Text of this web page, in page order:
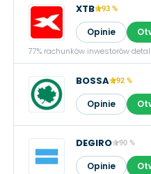
XTB 93 %
Opinie
77% rachunków inwestorów
BOSSA 92 %
Opinie
DEGIRO 90 %
Opinie